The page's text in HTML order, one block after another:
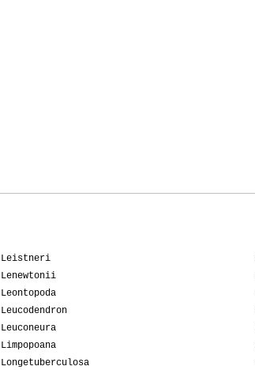
Leistneri
Lenewtonii
Leontopoda
Leucodendron
Leuconeura
Limpopoana
Longetuberculosa